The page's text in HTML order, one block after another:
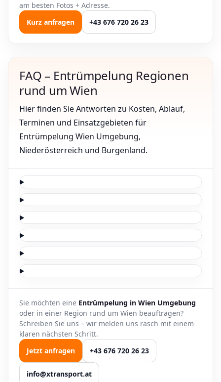
am besten Fotos + Adresse.
Kurz anfragen
+43 676 720 26 23
FAQ – Entrümpelung Regionen
rund um Wien
Hier finden Sie Antworten zu Kosten, Ablauf,
Terminen und Einsatzgebieten für
Entrümpelung Wien Umgebung,
Niederösterreich und Burgenland.
Sie möchten eine Entrümpelung in Wien Umgebung
oder in einer Region rund um Wien beauftragen?
Schreiben Sie uns – wir melden uns rasch mit einem
klaren nächsten Schritt.
Jetzt anfragen
+43 676 720 26 23
info@xtransport.at